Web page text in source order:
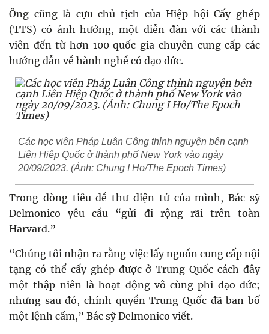
Ông cũng là cựu chủ tịch của Hiệp hội Cấy ghép
(TTS) có ảnh hưởng, một diễn đàn với các thành
viên đến từ hơn 100 quốc gia chuyên cung cấp các
hướng dẫn về hành nghề có đạo đức.
Các học viên Pháp Luân Công thỉnh nguyện bên cạnh
Liên Hiệp Quốc ở thành phố New York vào ngày
20/09/2023. (Ảnh: Chung I Ho/The Epoch Times)
Trong dòng tiêu đề thư điện tử của mình, Bác sỹ
Delmonico yêu cầu “gửi đi rộng rãi trên toàn
Harvard.”
“Chúng tôi nhận ra rằng việc lấy nguồn cung cấp nội
tạng có thể cấy ghép được ở Trung Quốc cách đây
một thập niên là hoạt động vô cùng phi đạo đức;
nhưng sau đó, chính quyền Trung Quốc đã ban bố
một lệnh cấm,” Bác sỹ Delmonico viết.